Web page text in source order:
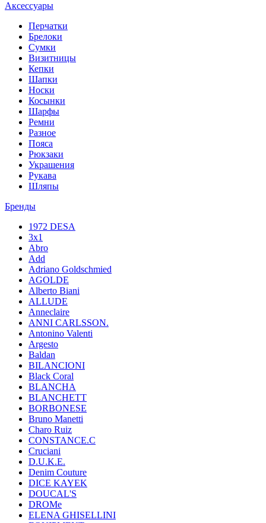
Аксессуары
Перчатки
Брелоки
Сумки
Визитницы
Кепки
Шапки
Носки
Косынки
Шарфы
Ремни
Разное
Пояса
Рюкзаки
Украшения
Рукава
Шляпы
Бренды
1972 DESA
3x1
Abro
Add
Adriano Goldschmied
AGOLDE
Alberto Biani
ALLUDE
Anneclaire
ANNI CARLSSON.
Antonino Valenti
Argesto
Baldan
BILANCIONI
Black Coral
BLANCHA
BLANCHETT
BORBONESE
Bruno Manetti
Charo Ruiz
CONSTANCE.C
Cruciani
D.U.K.E.
Denim Couture
DICE KAYEK
DOUCAL'S
DROMe
ELENA GHISELLINI